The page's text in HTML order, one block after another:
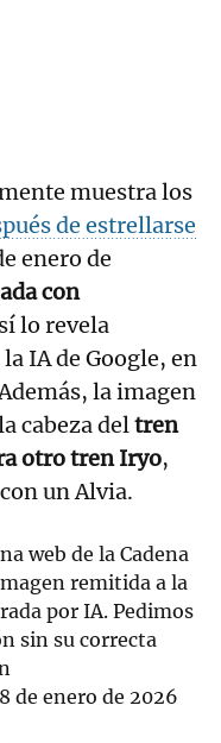
muestra los
de estrellarse
enero de
con
lo revela
la IA de Google, en
la imagen
cabeza deltren
otro tren Iryo,
un Alvia.
web de la Cadena
remitida a la
por IA. Pedimos
sin su correcta
de enero de 2026